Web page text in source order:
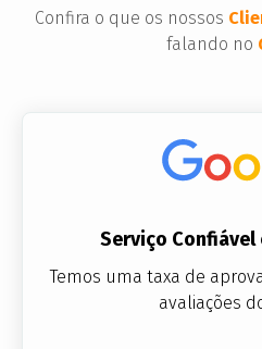
Confira o que os nossos
falando no
Serviço Confiável
Temos uma taxa de
avaliações